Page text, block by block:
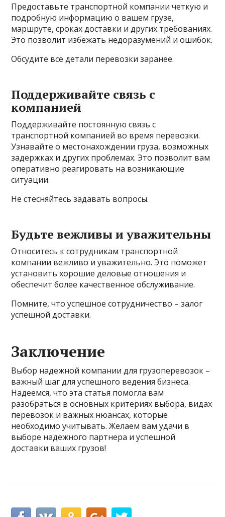
Предоставьте транспортной компании четкую и
подробную информацию о вашем грузе,
маршруте, сроках доставки и других требованиях.
Это позволит избежать недоразумений и ошибок.
Обсудите все детали перевозки заранее.
Поддерживайте связь с
компанией
Поддерживайте постоянную связь с
транспортной компанией во время перевозки.
Узнавайте о местонахождении груза, возможных
задержках и других проблемах. Это позволит вам
оперативно реагировать на возникающие
ситуации.
Не стесняйтесь задавать вопросы.
Будьте вежливы и уважительны
Относитесь к сотрудникам транспортной
компании вежливо и уважительно. Это поможет
установить хорошие деловые отношения и
обеспечит более качественное обслуживание.
Помните, что успешное сотрудничество – залог
успешной доставки.
Заключение
Выбор надежной компании для грузоперевозок –
важный шаг для успешного ведения бизнеса.
Надеемся, что эта статья помогла вам
разобраться в основных критериях выбора, видах
перевозок и важных нюансах, которые
необходимо учитывать. Желаем вам удачи в
выборе надежного партнера и успешной
доставки ваших грузов!